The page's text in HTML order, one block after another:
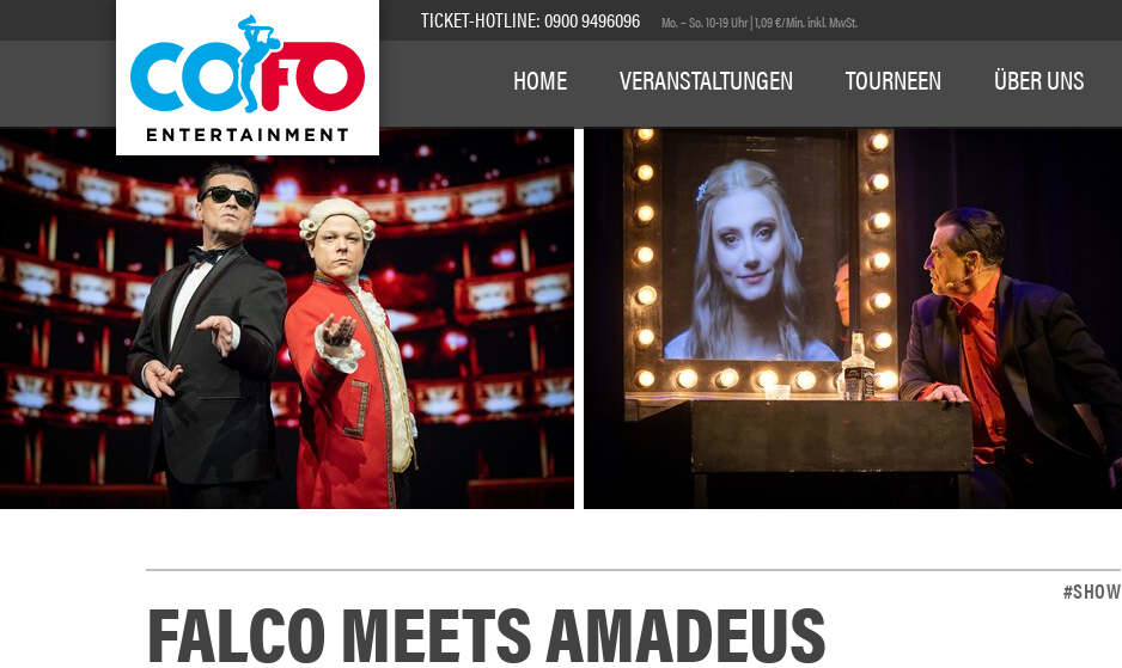
TICKET-HOTLINE:0900 9496096 Mo. – So. 10-19 Uhr | 1,09 €/Min. inkl. MwSt.
HOME VERANSTALTUNGEN TOURNEEN ÜBER UNS
1 2 4 5 6 7 8 9 10
#SHOW
FALCO MEETS AMADEUS